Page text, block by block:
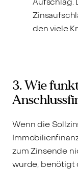
den viele
3. Wie
Wenn die
zum Zinsende
wurde, benötigt